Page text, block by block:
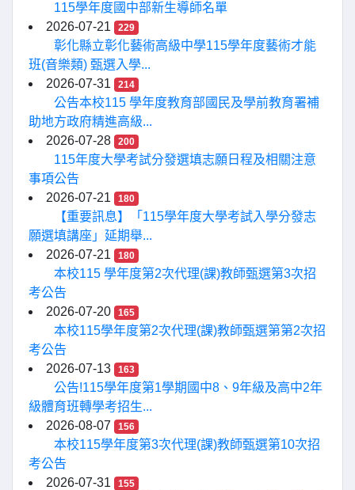
115學年度國中部新生導師名單
2026-07-21
229
彰化縣立彰化藝術高級中學115學年度藝術才能
班(音樂類) 甄選入學...
2026-07-31
214
公告本校115 學年度教育部國民及學前教育署補
助地方政府精進高級...
2026-07-28
200
115年度大學考試分發選填志願日程及相關注意
事項公告
2026-07-21
180
【重要訊息】「115學年度大學考試入學分發志
願選填講座」延期舉...
2026-07-21
180
本校115 學年度第2次代理(課)教師甄選第3次招
考公告
2026-07-20
165
本校115學年度第2次代理(課)教師甄選第第2次招
考公告
2026-07-13
163
公告!115學年度第1學期國中8、9年級及高中2年
級體育班轉學考招生...
2026-08-07
156
本校115學年度第3次代理(課)教師甄選第10次招
考公告
2026-07-31
155